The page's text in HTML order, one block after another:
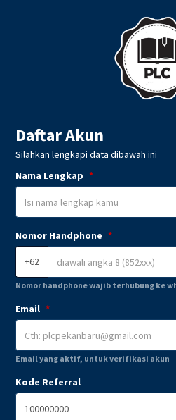
Daftar Akun
Silahkan lengkapi data dibawah ini
Nama Lengkap *
Nomor Handphone *
+62
Nomor handphone wajib terhubung ke
Email *
Email yang aktif, untuk verifikasi akun
Kode Referral